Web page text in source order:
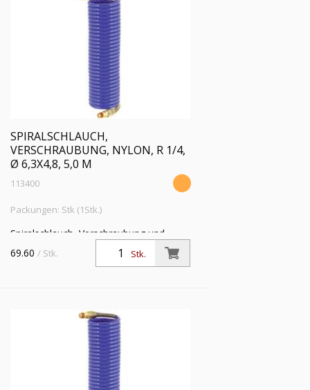
SPIRALSCHLAUCH,
VERSCHRAUBUNG, NYLON, R 1/4,
Ø 6,3X4,8, 5,0 M
113400
Packungen: Stk (1Stk.)
Spiralschlauch, Verschraubung und
Knickschutzfeder, Nylon 11 PA, R 1/4,
Schlauch-ø 6,3x4,8, PN bei 23 °C max.
Stk.
69.60 / Stk.